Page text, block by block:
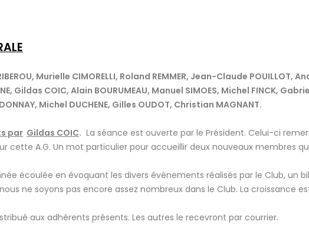
Murielle CIMORELLI, Roland REMMER, Jean-Claude POUILLOT,
Gildas COIC, Alain BOURUMEAU, Manuel SIMOES, Michel FINCK,
Michel DUCHENE, Gilles OUDOT, Christian MAGNANT.
par Gildas COIC. La séance est ouverte par le Président. Celui-ci
cette A.G. Un mot particulier pour accueillir deux nouveaux membres
écoulée en évoquant les divers évènements réalisés par le Club, un
ne soyons pas encore assez nombreux dans le Club. La croissance
aux adhérents présents. Les autres le recevront par courrier.